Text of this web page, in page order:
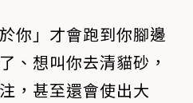
你」才會跑到你腳邊
、想叫你去清貓砂，
，甚至還會使出大